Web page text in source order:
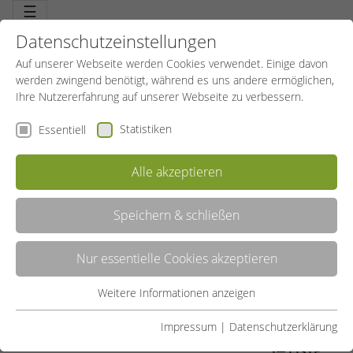
☰
REHABILITATION
Eine anspruchsvolle Aufgabe. Voraussetzung für die Leitung von
Reha-Gruppen mit unterschiedlichen Schwerpunkten. Basismodul
für alle Profile: Grundlegende Informationen – bis hin zu
juristischen Fragen. Aufbaumodul: Spezifisches Wissen und
Fähigkeiten in den einzelnen Profilen, Besonderheiten.
Datenschutzeinstellungen
Auf unserer Webseite werden Cookies verwendet. Einige davon
werden zwingend benötigt, während es uns andere ermöglichen,
Ihre Nutzererfahrung auf unserer Webseite zu verbessern.
Essentiell Statistiken
Alle akzeptieren
Speichern & schließen
Nur essentielle Cookies akzeptieren
Essentielle Cookies werden für grundlegende Funktionen der
Weitere Informationen anzeigen
Impressum | Datenschutzerklärung